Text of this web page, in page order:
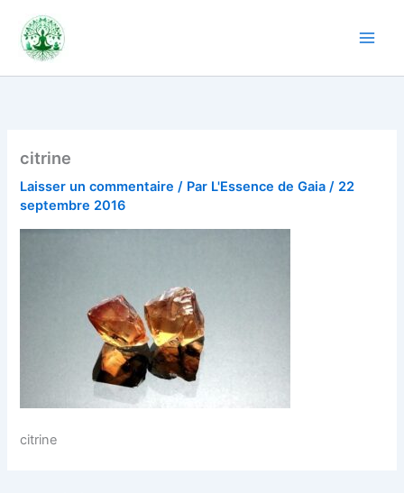
contenu
citrine
Laisser un commentaire / Par L'Essence de Gaia/ 22
septembre 2016
citrine